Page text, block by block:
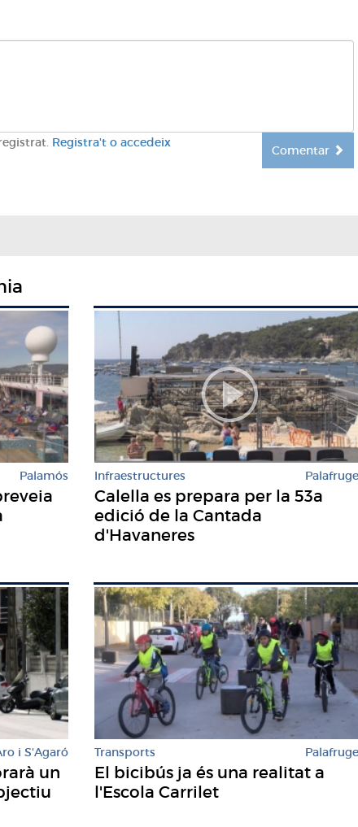
Registra't o accedeix
Comentar
Palamós Infraestructures
Calella es prepara per la 53a
edició de la Cantada
d'Havaneres
i S'Agaró
un
Transports
El bicibús ja és una realitat a
l'Escola Carrilet